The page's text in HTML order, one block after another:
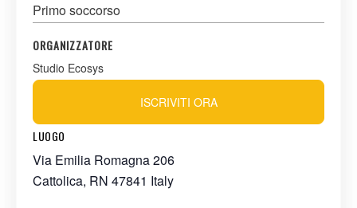
Primo soccorso
LUOGO
Via Emilia Romagna 206
Cattolica, RN 47841 Italy
ORGANIZZATORE
Studio Ecosys
ISCRIVITI ORA